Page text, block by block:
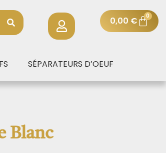
0,00 € 0
SÉPARATEURS D’OEUF
Blanc